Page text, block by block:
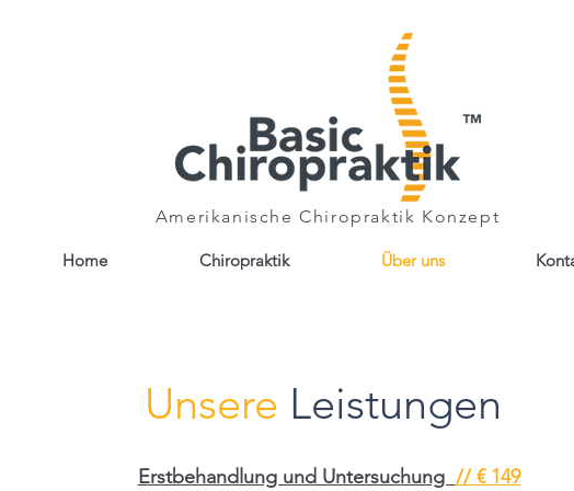
Amerikanische Chiropraktik Konzept
Home Chiropraktik Über uns
Unsere Leistungen
Erstbehandlung und Untersuchung // € 149